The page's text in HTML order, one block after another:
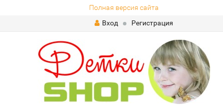
Полная версия сайта
Вход
Регистрация